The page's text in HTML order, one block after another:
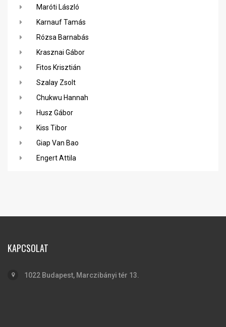
Maróti László
Karnauf Tamás
Rózsa Barnabás
Krasznai Gábor
Fitos Krisztián
Szalay Zsolt
Chukwu Hannah
Husz Gábor
Kiss Tibor
Giap Van Bao
Engert Attila
KAPCSOLAT
1022 Budapest, Marczibányi tér 13.